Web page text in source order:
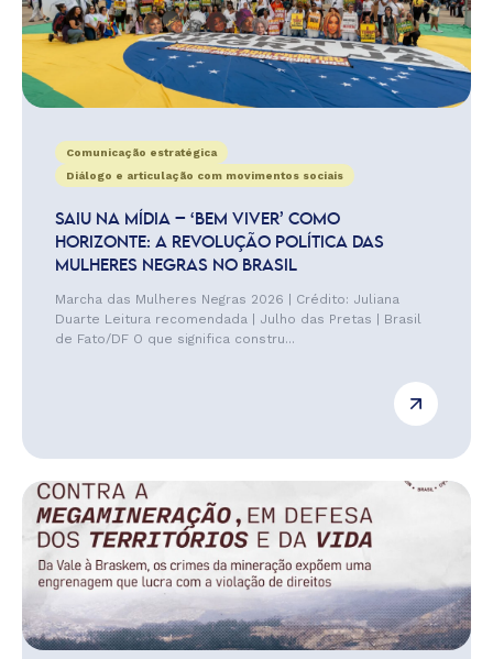
Comunicação estratégica
Diálogo e articulação com movimentos sociais
SAIU NA MÍDIA – ‘BEM VIVER’ COMO
HORIZONTE: A REVOLUÇÃO POLÍTICA DAS
MULHERES NEGRAS NO BRASIL
Marcha das Mulheres Negras 2026 | Crédito: Juliana
Duarte Leitura recomendada | Julho das Pretas | Brasil
de Fato/DF O que significa constru...